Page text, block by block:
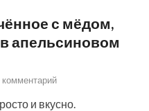
с мёдом,
апельсиновом
комментарий
и вкусно.